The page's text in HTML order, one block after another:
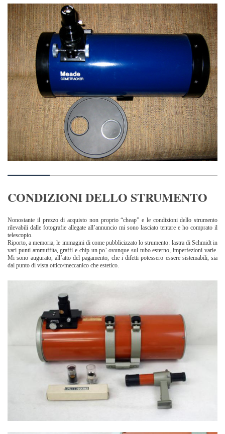
CONDIZIONI DELLO STRUMENTO
Nonostante il prezzo di acquisto non proprio “cheap” e le condizioni dello strumento
rilevabili dalle fotografie allegate all’annuncio mi sono lasciato tentare e ho comprato il
telescopio.
Riporto, a memoria, le immagini di come pubblicizzato lo strumento: lastra di Schmidt in
vari punti ammuffita, graffi e chip un po’ ovunque sul tubo esterno, imperfezioni varie.
Mi sono augurato, all’atto del pagamento, che i difetti potessero essere sistemabili, sia
dal punto di vista ottico/meccanico che estetico.